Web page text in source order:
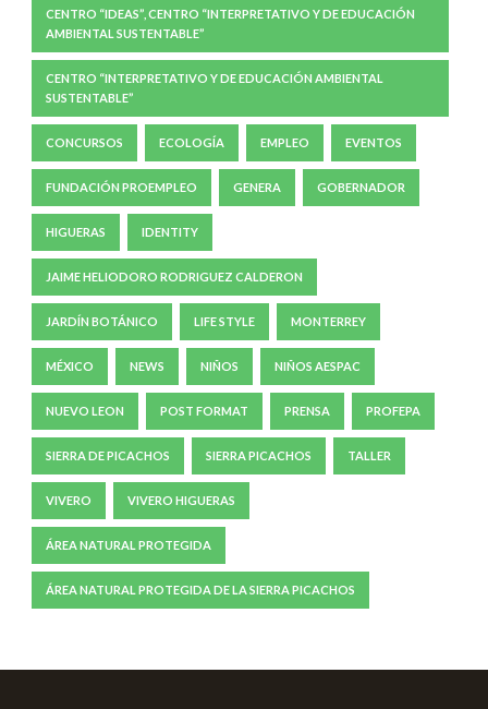
CENTRO “IDEAS”, CENTRO “INTERPRETATIVO Y DE EDUCACIÓN
AMBIENTAL SUSTENTABLE”
CENTRO “INTERPRETATIVO Y DE EDUCACIÓN AMBIENTAL
SUSTENTABLE”
CONCURSOS ECOLOGÍA EMPLEO EVENTOS
FUNDACIÓN PROEMPLEO GENERA GOBERNADOR
HIGUERAS IDENTITY
JAIME HELIODORO RODRIGUEZ CALDERON
JARDÍN BOTÁNICO LIFE STYLE MONTERREY
MÉXICO NEWS NIÑOS NIÑOS AESPAC
NUEVO LEON POST FORMAT PRENSA PROFEPA
SIERRA DE PICACHOS SIERRA PICACHOS TALLER
VIVERO VIVERO HIGUERAS
ÁREA NATURAL PROTEGIDA
ÁREA NATURAL PROTEGIDA DE LA SIERRA PICACHOS